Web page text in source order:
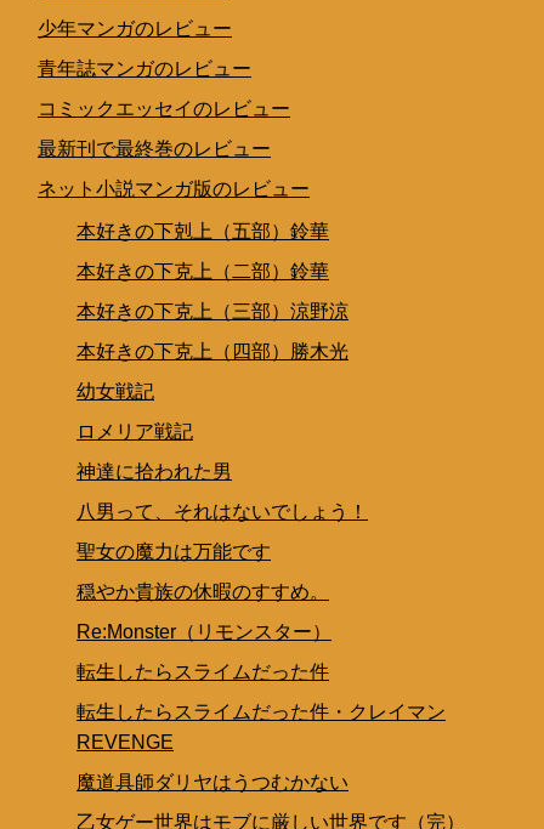
少年マンガのレビュー
青年誌マンガのレビュー
コミックエッセイのレビュー
最新刊で最終巻のレビュー
ネット小説マンガ版のレビュー
本好きの下剋上（五部）鈴華
本好きの下克上（二部）鈴華
本好きの下克上（三部）涼野涼
本好きの下克上（四部）勝木光
幼女戦記
ロメリア戦記
神達に拾われた男
八男って、それはないでしょう！
聖女の魔力は万能です
穏やか貴族の休暇のすすめ。
Re:Monster（リモンスター）
転生したらスライムだった件
転生したらスライムだった件・クレイマン
REVENGE
魔道具師ダリヤはうつむかない
乙女ゲー世界はモブに厳しい世界です（完）